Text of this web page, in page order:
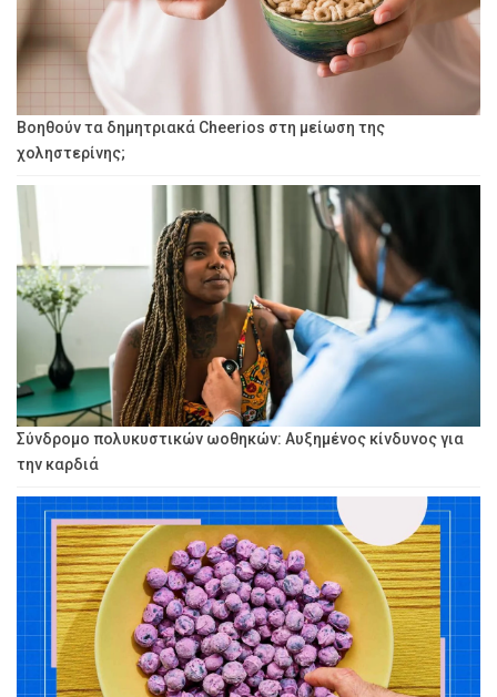
Βοηθούν τα δημητριακά Cheerios στη μείωση της
χοληστερίνης;
Σύνδρομο πολυκυστικών ωοθηκών: Αυξημένος κίνδυνος για
την καρδιά